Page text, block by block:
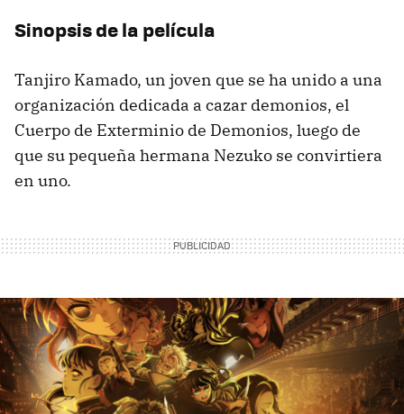
Sinopsis de la película
Tanjiro Kamado, un joven que se ha unido a una
organización dedicada a cazar demonios, el
Cuerpo de Exterminio de Demonios, luego de
que su pequeña hermana Nezuko se convirtiera
en uno.